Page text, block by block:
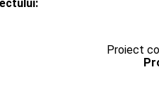
Proiect